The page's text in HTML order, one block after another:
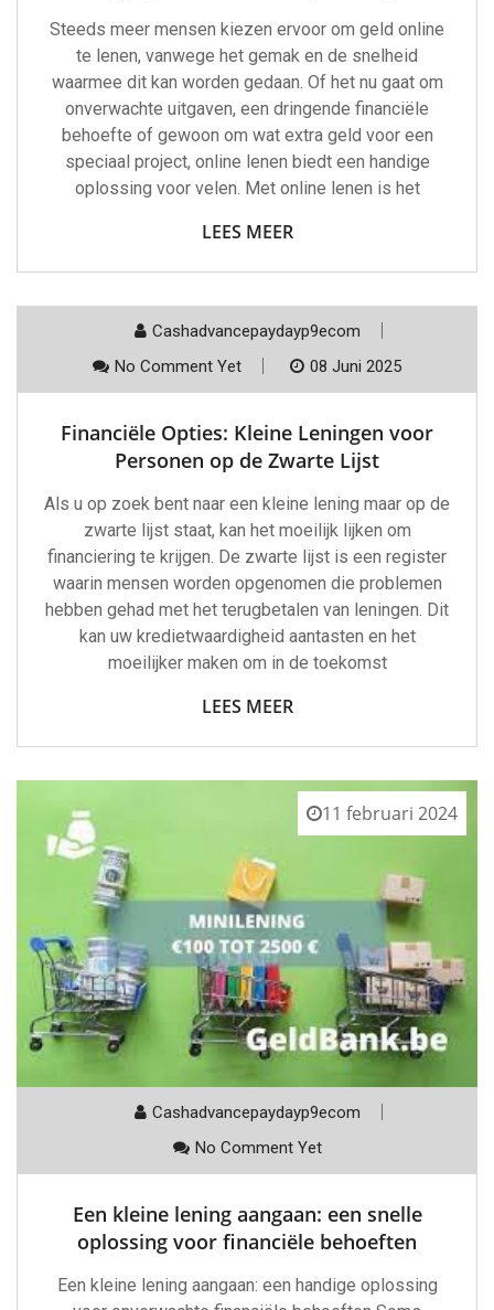
Steeds meer mensen kiezen ervoor om geld online
te lenen, vanwege het gemak en de snelheid
waarmee dit kan worden gedaan. Of het nu gaat om
onverwachte uitgaven, een dringende financiële
behoefte of gewoon om wat extra geld voor een
speciaal project, online lenen biedt een handige
oplossing voor velen. Met online lenen is het
LEES MEER
Cashadvancepaydayp9ecom
No Comment Yet
08 Juni 2025
Financiële Opties: Kleine Leningen voor
Personen op de Zwarte Lijst
Als u op zoek bent naar een kleine lening maar op de
zwarte lijst staat, kan het moeilijk lijken om
financiering te krijgen. De zwarte lijst is een register
waarin mensen worden opgenomen die problemen
hebben gehad met het terugbetalen van leningen. Dit
kan uw kredietwaardigheid aantasten en het
moeilijker maken om in de toekomst
LEES MEER
11 februari 2024
Cashadvancepaydayp9ecom
No Comment Yet
Een kleine lening aangaan: een snelle
oplossing voor financiële behoeften
Een kleine lening aangaan: een handige oplossing